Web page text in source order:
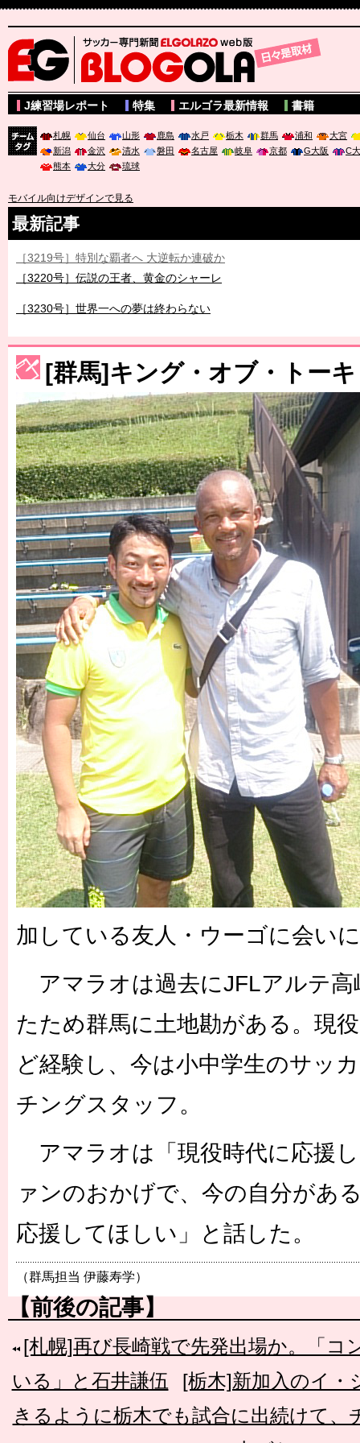
サッカー専門新聞ELGOLAZO web版 BLOGOLA
J練習場レポート 特集 エルゴラ最新情報 書籍
札幌 仙台 山形 鹿島 水戸 栃木 群馬 浦和
大宮
新潟
金沢 清水 磐田 名古屋 岐阜 京都 G大阪
C
熊本
大分 琉球
モバイル向けデザインで見る
最新記事
［3219号］特別な覇者へ 大逆転か連破か
［3220号］伝説の王者、黄金のシャーレ
［3230号］世界一への夢は終わらない
［3223号］一丸。日本出陣
［3222号］史上最大のW杯開幕 注目は「個」
長谷川 アーリアジャスールさんがシンポジウム「気候変動から命
[群馬]キング・オブ・トー
加している友人・ウーゴに会い
アマラオは過去にJFLアルテ高
たため群馬に土地勘がある。現
ど経験し、今は小中学生のサッ
チングスタッフ。
アマラオは「現役時代に応援
ァンのおかげで、今の自分があ
応援してほしい」と話した。
（群馬担当 伊藤寿学）
【前後の記事】
[札幌]再び長崎戦で先発出場か。「コ
いる」と石井謙伍
[栃木]新加入のイ・
きるように栃木でも試合に出続けて、